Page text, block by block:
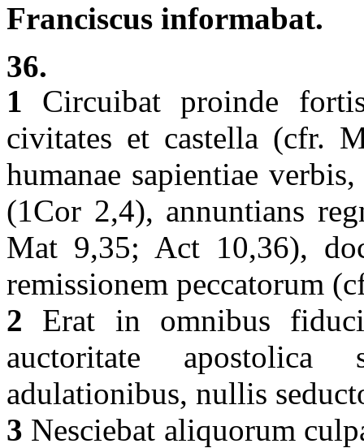
Franciscus informabat.
36.
1 Circuibat proinde
civitates et castella (cfr.
humanae sapientiae
(1Cor 2,4), annuntians
Mat 9,35; Act 10,36),
remissionem peccatorum
2 Erat in omnibus
auctoritate
adulationibus, nullis
3 Nesciebat aliquorum